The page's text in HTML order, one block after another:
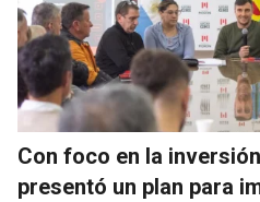
Con foco en la
presentó un plan para